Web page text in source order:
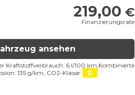
219,00 €
Finanzierungsrate
ansehen
Kraftstoffverbrauch: 6 l/100 km, Kombinierte
135 g/km, CO2-Klasse: D